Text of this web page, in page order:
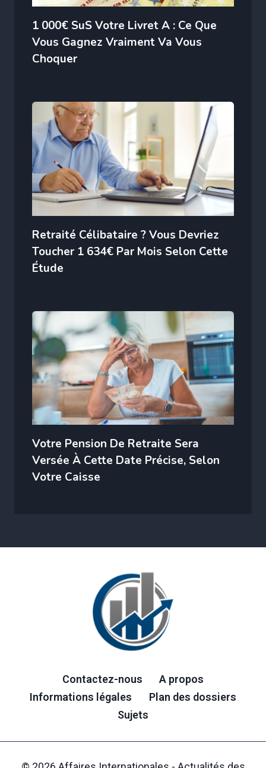
1 000€ SuS Votre Livret A : Ce Que
Vous Gagnez Vraiment Va Vous
Choquer
Retraité Célibataire ? Vous Devriez
Toucher 1 634€ Par Mois Selon Cette
Étude
Votre Pension De Retraite Sera
Versée À Cette Date Précise, Selon
Votre Caisse
Contactez-nous
A propos
Informations légales
Plan des dossiers
Sujets